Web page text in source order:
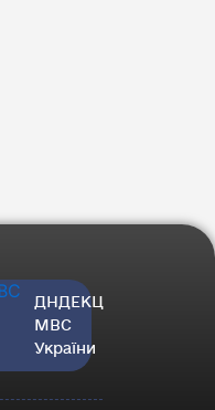
ДНДЕКЦ
МВС
України